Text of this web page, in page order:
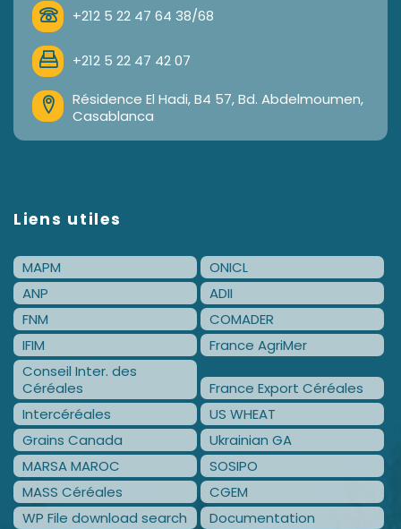
+212 5 22 47 64 38/68
+212 5 22 47 42 07
Résidence El Hadi, B4 57, Bd. Abdelmoumen,
Casablanca
Liens utiles
MAPM
ONICL
ANP
ADII
FNM
COMADER
IFIM
France AgriMer
Conseil Inter. des
Céréales
France Export Céréales
Intercéréales
US WHEAT
Grains Canada
Ukrainian GA
MARSA MAROC
SOSIPO
MASS Céréales
CGEM
WP File download search
Documentation